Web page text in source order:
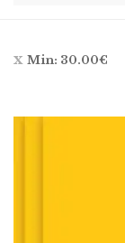
Min: 30.00€